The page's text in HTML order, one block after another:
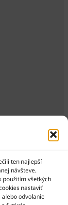
ten najlepší
návšteve.
použitím všetkých
nastaviť
odvolanie